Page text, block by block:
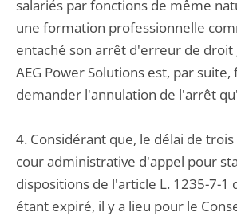
salariés par fonctions de même
une formation professionnelle
entaché son arrêt d'erreur de droit
AEG Power Solutions est, par suite,
demander l'annulation de l'arrêt
4. Considérant que, le délai de
cour administrative d'appel pour
dispositions de l'article L. 1235-7-1
étant expiré, il y a lieu pour le